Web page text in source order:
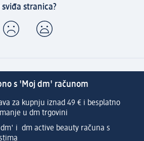
sviđa stranica?
s 'Moj dm' računom
za kupnju iznad 49 € i besplatno
u dm trgovini
i dm active beauty računa s